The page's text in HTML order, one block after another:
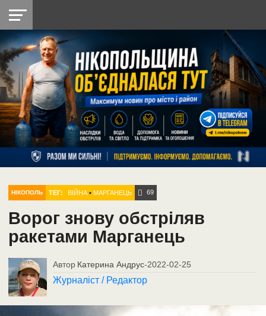
НІКОПОЛЬ
РАЙОН
СІЧЕСЛАВСЬКА
УКРАЇНА
РЕТРО
НІКОПОЛЬ
ЛАЙТ
УКРАЇНА
ДОПОМОГА
РАДІО
НІКОПОЛЬ ТЕГ: ВІЙНА •МАРГАНЕЦЬ 69
Ворог знову обстріляв
ракетами Марганець
Автор Катерина Андрус-2022-02-25
Журналіст / Редактор